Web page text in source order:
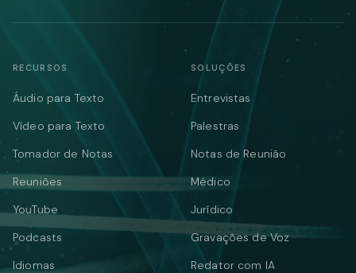
RECURSOS
Áudio para Texto
Vídeo para Texto
Tomador de Notas
Reuniões
YouTube
Podcasts
Idiomas
SOLUÇÕES
Entrevistas
Palestras
Notas de Reunião
Médico
Jurídico
Gravações de Voz
Redator com IA